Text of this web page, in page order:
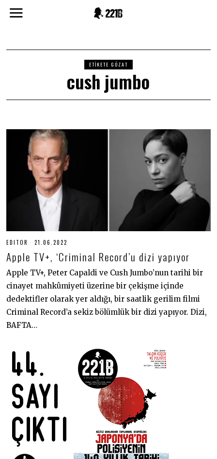
ETIKETE GÖZAT
cush jumbo
EDITOR 21.06.2022
.
6
2
0
2
Apple TV+, ‘Criminal Record’u dizi yapıyor
Apple TV+, Peter Capaldi ve Cush Jumbo’nun tarihi bir
cinayet mahkûmiyeti üzerine bir çekişme içinde
dedektifler olarak yer aldığı, bir saatlik gerilim filmi
Criminal Record’a sekiz bölümlük bir dizi yapıyor. Dizi,
BAFTA…